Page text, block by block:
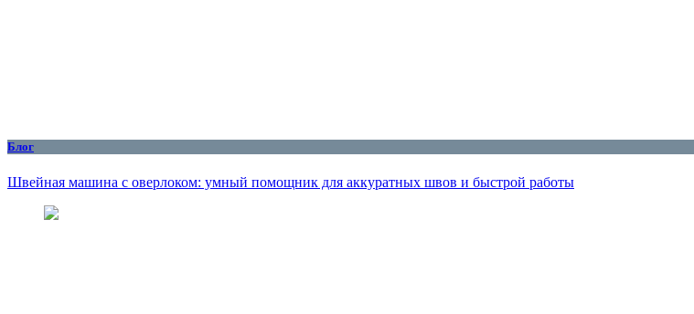
Блог
Швейная машина с оверлоком: умный помощник для аккуратных швов и быстрой работы